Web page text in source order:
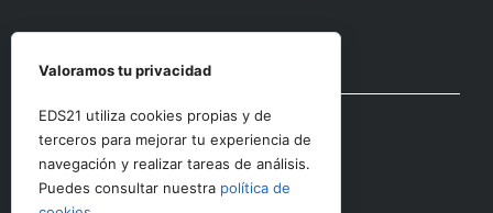
Otras secciones
Contacto
Valoramos tu privacidad
EDS21 utiliza cookies propias y de
terceros para mejorar tu experiencia de
navegación y realizar tareas de análisis.
Puedes consultar nuestra política de